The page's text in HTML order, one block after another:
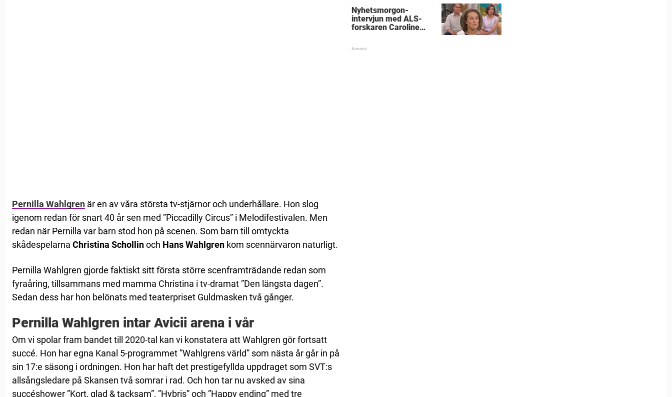
Pernilla Wahlgren är en av våra största tv-stjärnor och underhållare. Hon slog
igenom redan för snart 40 år sen med ”Piccadilly Circus” i Melodifestivalen. Men
redan när Pernilla var barn stod hon på scenen. Som barn till omtyckta
skådespelarna Christina Schollinoch Hans Wahlgren kom scennärvaron naturligt.
Pernilla Wahlgren gjorde faktiskt sitt första större scenframträdande redan som
fyraåring, tillsammans med mamma Christina i tv-dramat ”Den längsta dagen”.
Sedan dess har hon belönats med teaterpriset Guldmasken två gånger.
Pernilla Wahlgren intar Avicii arena i vår
Om vi spolar fram bandet till 2020-tal kan vi konstatera att Wahlgren gör fortsatt
succé. Hon har egna Kanal 5-programmet ”Wahlgrens värld” som nästa år går in på
sin 17:e säsong i ordningen. Hon har haft det prestigefyllda uppdraget som SVT:s
allsångsledare på Skansen två somrar i rad. Och hon tar nu avsked av sina
succéshower ”Kort, glad & tacksam”, ”Hybris” och ”Happy ending” med tre
Nyhetsmorgon-
intervjun med ALS-
forskaren Caroline